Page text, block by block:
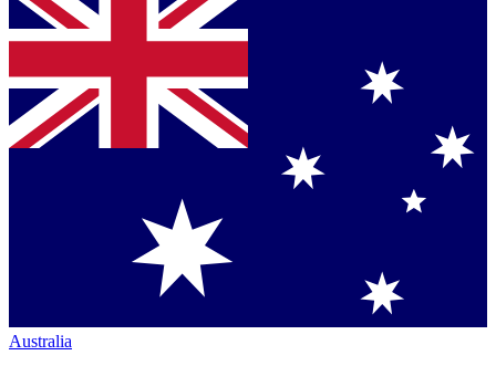
Australia